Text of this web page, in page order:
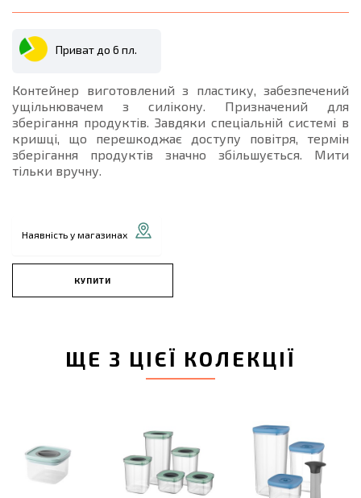
Приват до 6 пл.
Контейнер виготовлений з пластику, забезпечений
ущільнювачем з силікону. Призначений для
зберігання продуктів. Завдяки спеціальній системі в
кришці, що перешкоджає доступу повітря, термін
зберігання продуктів значно збільшується. Мити
тільки вручну.
Наявність у магазинах
КУПИТИ
ЩЕ З ЦІЄЇ КОЛЕКЦІЇ